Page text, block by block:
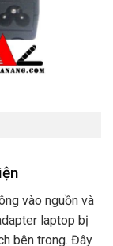
vào nguồn và
laptop bị
bên trong. Đây